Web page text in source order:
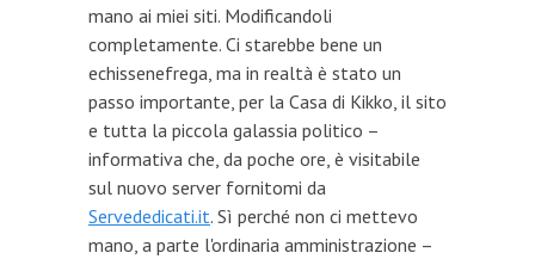
mano ai miei siti. Modificandoli
completamente. Ci starebbe bene un
echissenefrega, ma in realtà è stato un
passo importante, per la Casa di Kikko, il sito
e tutta la piccola galassia politico –
informativa che, da poche ore, è visitabile
sul nuovo server fornitomi da
Servededicati.it. Sì perché non ci mettevo
mano, a parte l'ordinaria amministrazione –